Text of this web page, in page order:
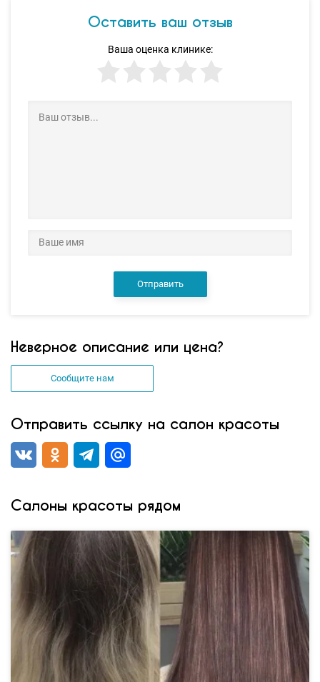
Оставить ваш отзыв
Ваша оценка клинике:
Отправить
Неверное описание или цена?
Сообщите нам
Отправить ссылку на салон красоты
Салоны красоты рядом